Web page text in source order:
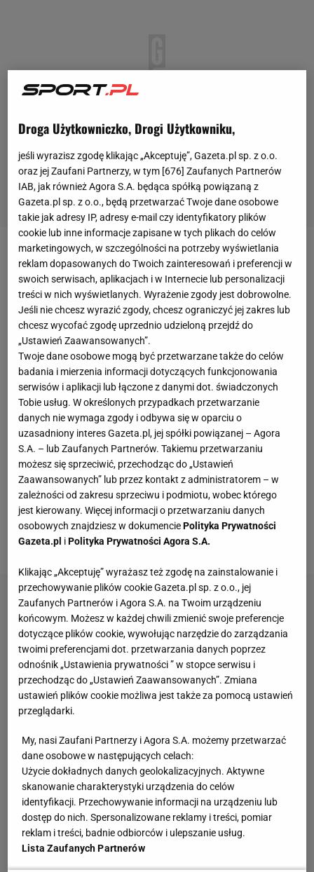
Pod koniec stycznia głównymtematemw mediach
siatkarskich było zakończenie współpracy
Developresu Rzeszów z Jackiem Skrokiem.
Okoliczności tej sytuacji i późniejsze zatrudnienie
nowego szkoleniowca zespołu były dyskusyjne - w
momencie rozpoczęcia współpracy z Lorenzo
Micellim trener Skrok przebywał na zwolnieniu
lekarskim, spowodowanym oddaniem nerki
choremu synowi. To rozpętało medialną burzę -
dziennikarze jednoznacznie opowiedzieli się za
byłym szkoleniowcem rzeszowianek, podkreślając,
że nie zasłużył na utratę pracy, a wyłącznie na
pochwałę. Atmosfera wokół klubu była zła, a jego
władze porozumiewały się z kibicami i prasą
wyłącznie za sprawą lakonicznych komunikatów.
Droga Użytkowniczko, Drogi Użytkowniku,
jeśli wyrazisz zgodę klikając „Akceptuję”, Gazeta.pl sp. z o.o.
oraz jej Zaufani Partnerzy, w tym [676] Zaufanych Partnerów
IAB, jak również Agora S.A. będąca spółką powiązaną z
Gazeta.pl sp. z o.o., będą przetwarzać Twoje dane osobowe
takie jak adresy IP, adresy e-mail czy identyfikatory plików
cookie lub inne informacje zapisane w tych plikach do celów
marketingowych, w szczególności na potrzeby wyświetlania
reklam dopasowanych do Twoich zainteresowań i preferencji w
swoich serwisach, aplikacjach i w Internecie lub personalizacji
treści w nich wyświetlanych. Wyrażenie zgody jest dobrowolne.
Jeśli nie chcesz wyrazić zgody, chcesz ograniczyć jej zakres lub
chcesz wycofać zgodę uprzednio udzieloną przejdź do
„Ustawień Zaawansowanych”.
Twoje dane osobowe mogą być przetwarzane także do celów
badania i mierzenia informacji dotyczących funkcjonowania
serwisów i aplikacji lub łączone z danymi dot. świadczonych
Tobie usług. W określonych przypadkach przetwarzanie
danych nie wymaga zgody i odbywa się w oparciu o
uzasadniony interes Gazeta.pl, jej spółki powiązanej – Agora
S.A. – lub Zaufanych Partnerów. Takiemu przetwarzaniu
możesz się sprzeciwić, przechodząc do „Ustawień
Zaawansowanych” lub przez kontakt z administratorem – w
zależności od zakresu sprzeciwu i podmiotu, wobec którego
jest kierowany. Więcej informacji o przetwarzaniu danych
osobowych znajdziesz w dokumenciePolityka Prywatności
Gazeta.pl iPolityka Prywatności Agora S.A.
Klikając „Akceptuję” wyrażasz też zgodę na zainstalowanie i
przechowywanie plików cookie Gazeta.pl sp. z o.o., jej
Zaufanych Partnerów i Agora S.A. na Twoim urządzeniu
końcowym. Możesz w każdej chwili zmienić swoje preferencje
dotyczące plików cookie, wywołując narzędzie do zarządzania
twoimi preferencjami dot. przetwarzania danych poprzez
odnośnik „Ustawienia prywatności ” w stopce serwisu i
przechodząc do „Ustawień Zaawansowanych”. Zmiana
ustawień plików cookie możliwa jest także za pomocą ustawień
przeglądarki.
My, nasi Zaufani Partnerzy i Agora S.A. możemy przetwarzać
dane osobowe w następujących celach:
Użycie dokładnych danych geolokalizacyjnych. Aktywne
skanowanie charakterystyki urządzenia do celów
identyfikacji. Przechowywanie informacji na urządzeniu lub
dostęp do nich. Spersonalizowane reklamy i treści, pomiar
reklam i treści, badnie odbiorców i ulepszanie usług.
Lista Zaufanych Partnerów